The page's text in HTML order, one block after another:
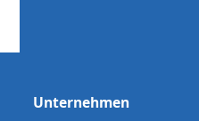
Unternehmen